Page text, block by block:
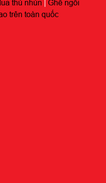
thú nhún | Ghế ngồi
trên toàn quốc